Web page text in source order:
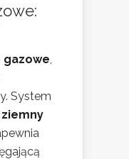
gazowe,
System